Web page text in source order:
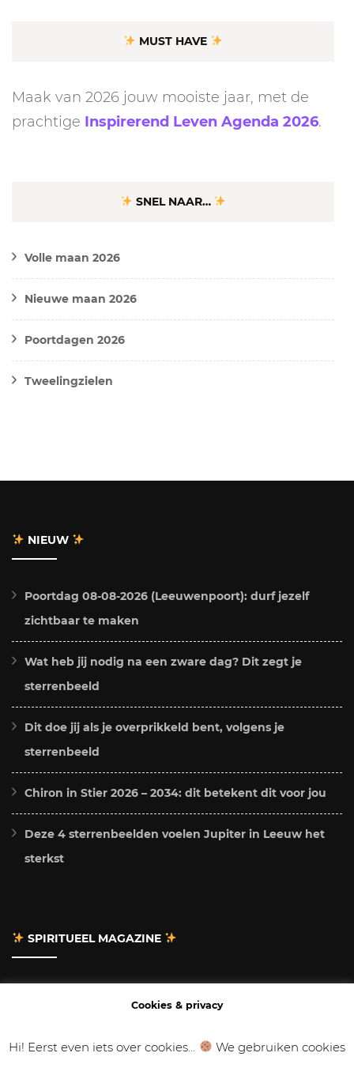
MUST HAVE
Maak van 2026 jouw mooiste jaar, met de
prachtige Inspirerend Leven Agenda 2026.
SNEL NAAR…
Volle maan 2026
Nieuwe maan 2026
Poortdagen 2026
Tweelingzielen
NIEUW
Poortdag 08-08-2026 (Leeuwenpoort): durf jezelf
zichtbaar te maken
Wat heb jij nodig na een zware dag? Dit zegt je
sterrenbeeld
Dit doe jij als je overprikkeld bent, volgens je
sterrenbeeld
Chiron in Stier 2026 – 2034: dit betekent dit voor jou
Deze 4 sterrenbeelden voelen Jupiter in Leeuw het
sterkst
SPIRITUEEL MAGAZINE
Cookies & privacy
Hi! Eerst even iets over cookies...
We gebruiken cookies